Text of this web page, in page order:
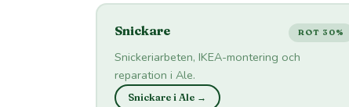
Snickare ROT 30%
Snickeriarbeten, IKEA-montering och
reparation i Ale.
Snickare i Ale →